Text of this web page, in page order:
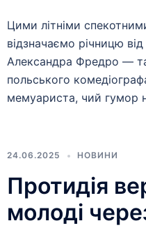
Цими літніми
відзначаємо річницю
Александра Фредро —
польського
мемуариста, чий гумор
24.06.2025 НОВИНИ
Протидія
молоді